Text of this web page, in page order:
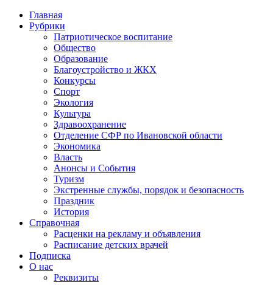
Главная
Рубрики
Патриотическое воспитание
Общество
Образование
Благоустройство и ЖКХ
Конкурсы
Спорт
Экология
Культура
Здравоохранение
Отделение СФР по Ивановской области
Экономика
Власть
Анонсы и События
Туризм
Экстренные службы, порядок и безопасность
Праздник
История
Справочная
Расценки на рекламу и объявления
Расписание детских врачей
Подписка
О нас
Реквизиты